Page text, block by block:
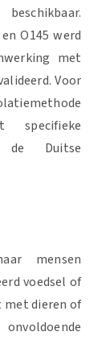
O145 werd
met
Voor
de Duitse
mensen
voedsel of
met dieren of